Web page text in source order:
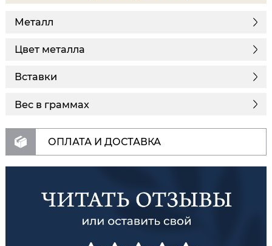
Металл
Цвет металла
Вставки
Вес в граммах
ОПЛАТА И ДОСТАВКА